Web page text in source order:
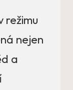
režimu
nejen
a